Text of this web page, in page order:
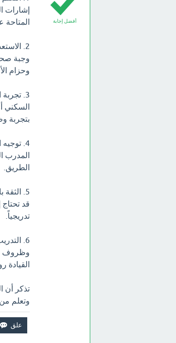
أفضل إجابة
إشارات
المتاحة
2.
وجبة
وحزام
3.
السكني
بتجربة
4.
المدرب
الطريق.
5.
قد
تدريجياً.
6.
وظروف
القيادة
تذكر أن
وتعلم